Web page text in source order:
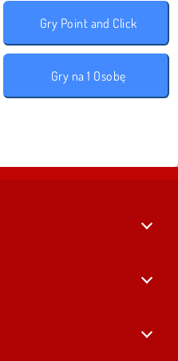
Gry Point and Click
Gry na 1 Osobę